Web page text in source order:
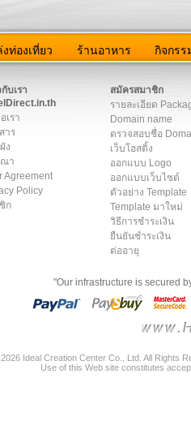
ท่องเที่ยว ร้านอาหาร กิจกรร
กับเรา
เรา
าร
ง
า
Agreement
Policy
ก
สมัครสมาชิก
รายละเอียด
Domain name
ตรวจสอบชื่อ
เว็บโฮสติ้ง
ออกแบบ Logo
ออกแบบเว็บไซต์
ตัวอย่าง Template
Template มาใหม่
วิธีการชำระเงิน
ยืนยันชำระเงิน
ต่ออายุ
"Our infrastructure is secured
Ideal Creation Center Co., Ltd. All Rights
Use of this Web site constitutes